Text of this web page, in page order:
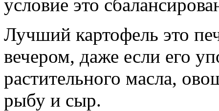
условие это
Лучший картофель это
вечером, даже если его
растительного масла,
рыбу и сыр.